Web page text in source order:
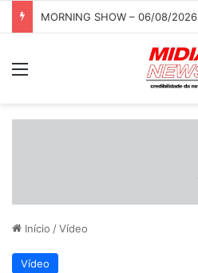
MORNING SHOW – 06/08/2026
Início /Vídeo
Vídeo